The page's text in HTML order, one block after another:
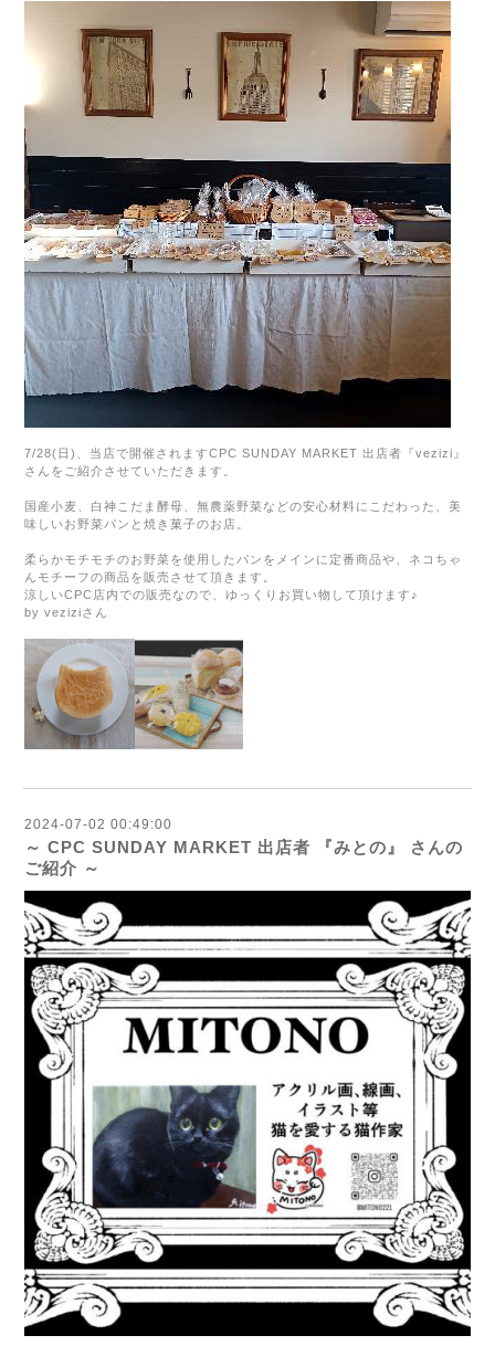
7/28(日)、当店で開催されますCPC SUNDAY MARKET 出店者『vezizi 』
さんをご紹介させていただきます。
国産小麦、白神こだま酵母、無農薬野菜などの安心材料にこだわった、美
味しいお野菜パンと焼き菓子のお店。
柔らかモチモチのお野菜を使用したパンをメインに定番商品や、ネコちゃ
んモチーフの商品を販売させて頂きます。
涼しいCPC店内での販売なので、ゆっくりお買い物して頂けます♪
by veziziさん
2024-07-02 00:49:00
～ CPC SUNDAY MARKET 出店者 『みとの』 さんの
ご紹介 ～